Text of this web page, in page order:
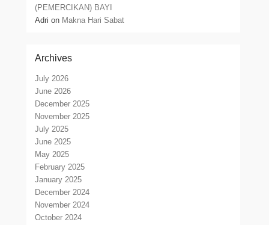
(PEMERCIKAN) BAYI
Adri on Makna Hari Sabat
Archives
July 2026
June 2026
December 2025
November 2025
July 2025
June 2025
May 2025
February 2025
January 2025
December 2024
November 2024
October 2024